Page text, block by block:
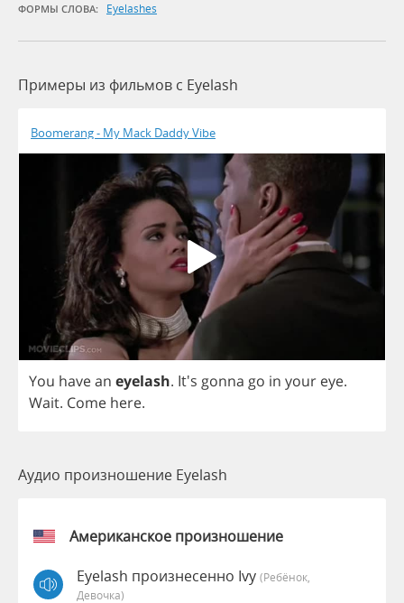
ФОРМЫ СЛОВА: Eyelashes
Примеры из фильмов c Eyelash
Boomerang - My Mack Daddy Vibe
You havean eyelash. It's gonna go in your eye.
Wait. Come here.
Аудио произношение Eyelash
Американское произношение
Eyelash произнесенно Ivy (Ребёнок,
Девочка)